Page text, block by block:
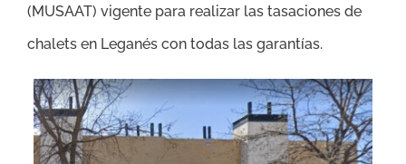
(MUSAAT) vigente para realizar las tasaciones de
chalets en Leganés con todas las garantías.